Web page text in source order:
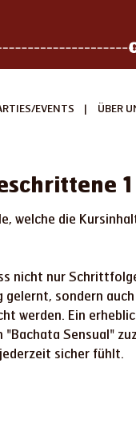
EVENTS | ÜBER
1
welche die
nicht nur
sondern
werden. Ein
"Bachata Sensual"
sicher fühlt.